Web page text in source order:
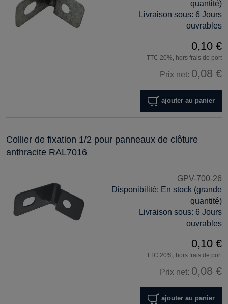
quantité)
Livraison sous: 6 Jours
ouvrables
0,10 €
TTC 20%, hors frais de port
Prix net: 0,08 €
ajouter au panier
Collier de fixation 1/2 pour panneaux de clôture
anthracite RAL7016
GPV-700-26
Disponibilité: En stock (grande
quantité)
Livraison sous: 6 Jours
ouvrables
0,10 €
TTC 20%, hors frais de port
Prix net: 0,08 €
ajouter au panier